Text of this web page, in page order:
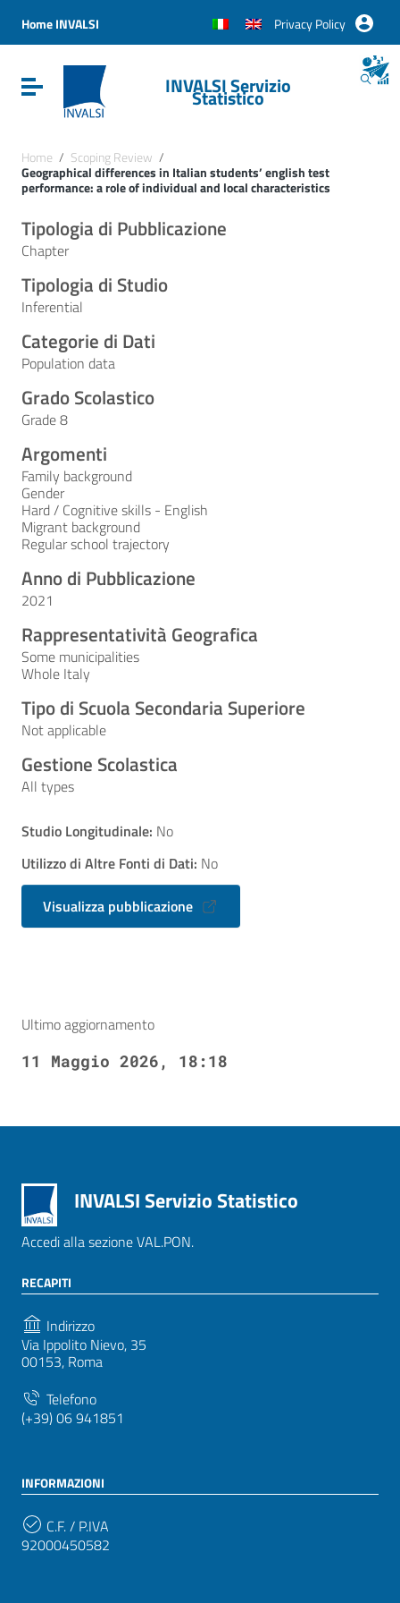
Vai al menu di navigazione
Vai al footer
Home INVALSI Privacy Policy
Attiva / disattiva la navigazioneINVALSI Servizio
Statistico
Home / Scoping Review /
Geographical differences in Italian students’ english test
performance: a role of individual and local characteristics
Tipologia di Pubblicazione
Chapter
Tipologia di Studio
Inferential
Categorie di Dati
Population data
Grado Scolastico
Grade 8
Argomenti
Family background
Gender
Hard / Cognitive skills - English
Migrant background
Regular school trajectory
Anno di Pubblicazione
2021
Rappresentatività Geografica
Some municipalities
Whole Italy
Tipo di Scuola Secondaria Superiore
Not applicable
Gestione Scolastica
All types
Studio Longitudinale: No
Utilizzo di Altre Fonti di Dati: No
Visualizza pubblicazione
Ultimo aggiornamento
11 Maggio 2026, 18:18
INVALSI Servizio Statistico
Accedi alla sezione VAL.PON.
RECAPITI
Indirizzo
Via Ippolito Nievo, 35
00153, Roma
Telefono
(+39) 06 941851
INFORMAZIONI
C.F. / P.IVA
92000450582